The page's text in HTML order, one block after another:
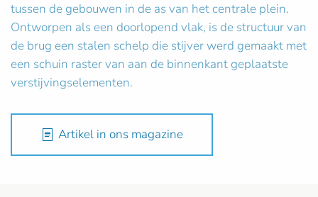
tussen de gebouwen in de as van het centrale plein.
Ontworpen als een doorlopend vlak, is de structuur van
de brug een stalen schelp die stijver werd gemaakt met
een schuin raster van aan de binnenkant geplaatste
verstijvingselementen.
Artikel in ons magazine